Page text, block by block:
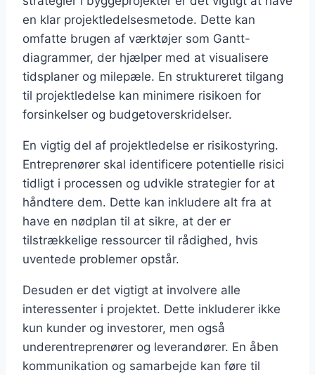
en klar projektledelsesmetode. Dette kan
omfatte brugen af værktøjer som Gantt-
diagrammer, der hjælper med at visualisere
tidsplaner og milepæle. En struktureret tilgang
til projektledelse kan minimere risikoen for
forsinkelser og budgetoverskridelser.
En vigtig del af projektledelse er risikostyring.
Entreprenører skal identificere potentielle risici
tidligt i processen og udvikle strategier for at
håndtere dem. Dette kan inkludere alt fra at
have en nødplan til at sikre, at der er
tilstrækkelige ressourcer til rådighed, hvis
uventede problemer opstår.
Desuden er det vigtigt at involvere alle
interessenter i projektet. Dette inkluderer ikke
kun kunder og investorer, men også
underentreprenører og leverandører. En åben
kommunikation og samarbejde kan føre til